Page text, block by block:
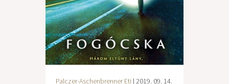
Palczer-Aschenbrenner Eti | 2019. 09. 14.